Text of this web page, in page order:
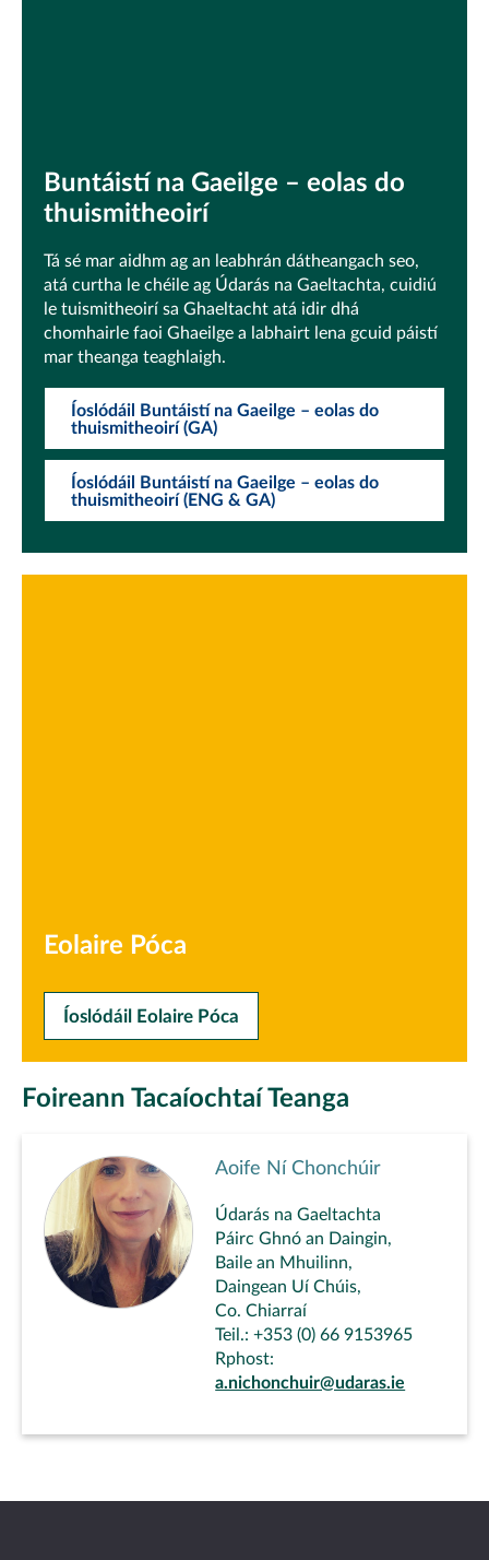
Buntáistí na Gaeilge – eolas do
thuismitheoirí
Tá sé mar aidhm ag an leabhrán dátheangach seo,
atá curtha le chéile ag Údarás na Gaeltachta, cuidiú
le tuismitheoirí sa Ghaeltacht atá idir dhá
chomhairle faoi Ghaeilge a labhairt lena gcuid páistí
mar theanga teaghlaigh.
Íoslódáil Buntáistí na Gaeilge – eolas do
thuismitheoirí (GA)
Íoslódáil Buntáistí na Gaeilge – eolas do
thuismitheoirí (ENG & GA)
Eolaire Póca
Íoslódáil Eolaire Póca
Foireann Tacaíochtaí Teanga
Aoife Ní Chonchúir
Údarás na Gaeltachta
Páirc Ghnó an Daingin,
Baile an Mhuilinn,
Daingean Uí Chúis,
Co. Chiarraí
Teil.: +353 (0) 66 9153965
Rphost:
a.nichonchuir@udaras.ie